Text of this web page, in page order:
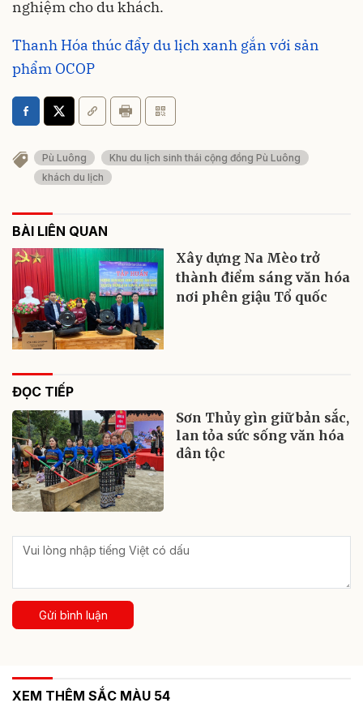
nghiệm cho du khách.
Thanh Hóa thúc đẩy du lịch xanh gắn với sản
phẩm OCOP
Pù Luông
Khu du lịch sinh thái cộng đồng Pù Luông
khách du lịch
BÀI LIÊN QUAN
Xây dựng Na Mèo trở
thành điểm sáng văn hóa
nơi phên giậu Tổ quốc
ĐỌC TIẾP
Sơn Thủy gìn giữ bản sắc,
lan tỏa sức sống văn hóa
dân tộc
Gửi bình luận
XEM THÊM SẮC MÀU 54